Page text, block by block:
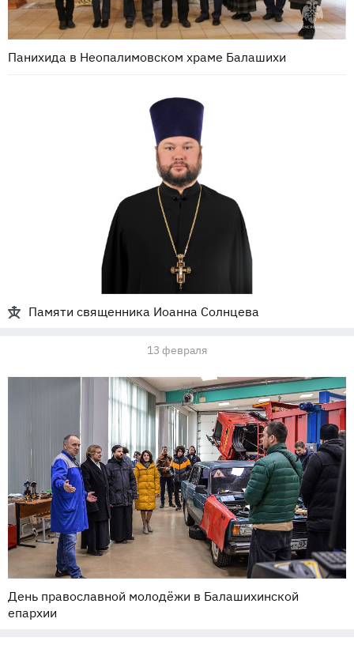
Панихида в Неопалимовском храме Балашихи
Памяти священника Иоанна Солнцева
13 февраля
День православной молодёжи в Балашихинской
епархии